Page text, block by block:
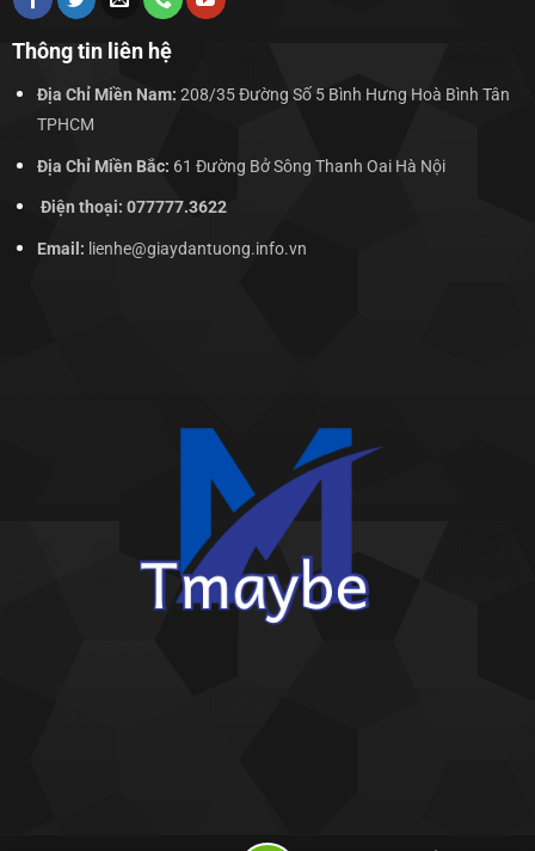
Thông tin liên hệ
Địa Chỉ Miền Nam: 208/35 Đường Số 5 Bình Hưng Hoà Bình Tân
TPHCM
Địa Chỉ Miền Bắc: 61 Đường Bở Sông Thanh Oai Hà Nội
Điện thoại: 077777.3622
Email: lienhe@giaydantuong.info.vn